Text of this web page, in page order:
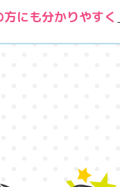
にも分かりやすく